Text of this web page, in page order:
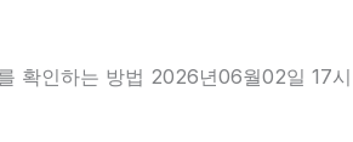
확인하는 방법 2026년06월02일 17시